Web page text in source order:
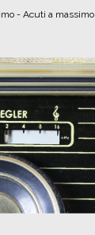
- Acuti a massimo